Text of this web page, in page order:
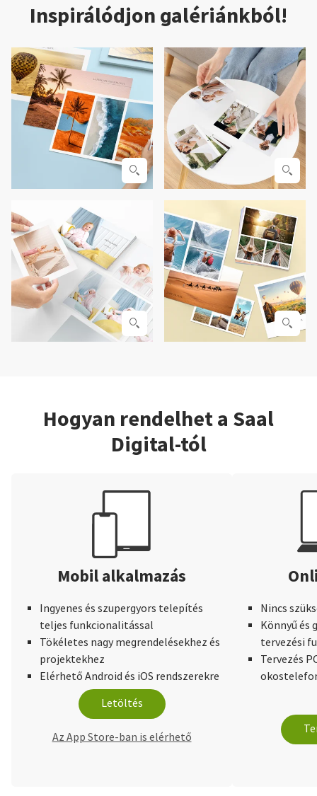
Inspirálódjon galériánkból!
Hogyan rendelhet a Saal
Digital-tól
Mobil alkalmazás
Ingyenes és szupergyors telepítés
teljes funkcionalitással
Tökéletes nagy megrendelésekhez és
projektekhez
Elérhető Android és iOS rendszerekre
Letöltés
Az App Store-ban is elérhető
Nincs
Könnyű és
tervezési
Tervezés